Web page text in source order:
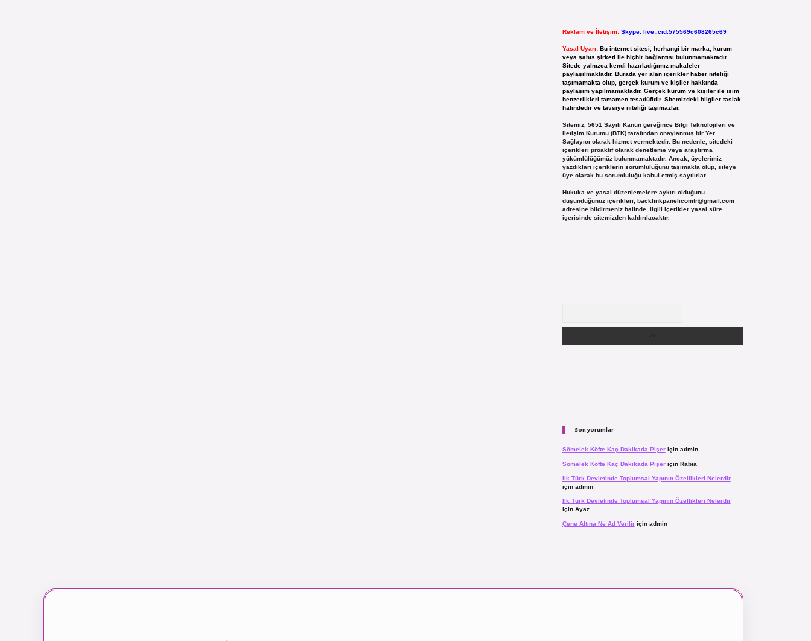
Reklam ve İletişim: Skype: live:.cid.575569c608265c69
Yasal Uyarı: Bu internet sitesi, herhangi bir marka, kurum
veya şahıs şirketi ile hiçbir bağlantısı bulunmamaktadır.
Sitede yalnızca kendi hazırladığımız makaleler
paylaşılmaktadır. Burada yer alan içerikler haber niteliği
taşımamakta olup, gerçek kurum ve kişiler hakkında
paylaşım yapılmamaktadır. Gerçek kurum ve kişiler ile isim
benzerlikleri tamamen tesadüfidir. Sitemizdeki bilgiler taslak
halindedir ve tavsiye niteliği taşımazlar.
Sitemiz, 5651 Sayılı Kanun gereğince Bilgi Teknolojileri ve
İletişim Kurumu (BTK) tarafından onaylanmış bir Yer
Sağlayıcı olarak hizmet vermektedir. Bu nedenle, sitedeki
içerikleri proaktif olarak denetleme veya araştırma
yükümlülüğümüz bulunmamaktadır. Ancak, üyelerimiz
yazdıkları içeriklerin sorumluluğunu taşımakta olup, siteye
üye olarak bu sorumluluğu kabul etmiş sayılırlar.
Hukuka ve yasal düzenlemelere aykırı olduğunu
düşündüğünüz içerikleri, backlinkpanelicomtr@gmail.com
adresine bildirmeniz halinde, ilgili içerikler yasal süre
içerisinde sitemizden kaldırılacaktır.
Son yorumlar
Sömelek Köfte Kaç Dakikada Pişeriçin admin
Sömelek Köfte Kaç Dakikada Pişeriçin Rabia
Ilk Türk Devletinde Toplumsal Yapının Özellikleri Nelerdir
için admin
Ilk Türk Devletinde Toplumsal Yapının Özellikleri Nelerdir
için Ayaz
Çene Altına Ne Ad Veriliriçin admin